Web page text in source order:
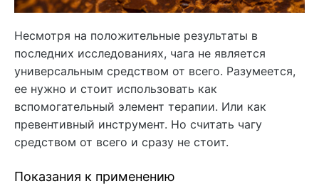
Несмотря на положительные результаты в
последних исследованиях, чага не является
универсальным средством от всего. Разумеется,
ее нужно и стоит использовать как
вспомогательный элемент терапии. Или как
превентивный инструмент. Но считать чагу
средством от всего и сразу не стоит.
Показания к применению